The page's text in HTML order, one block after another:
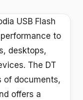
USB Flash
to
desktops,
The DT
of documents,
offers a